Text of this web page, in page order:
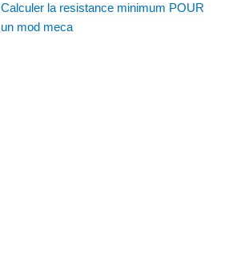
Calculer la resistance minimum POUR
un mod meca